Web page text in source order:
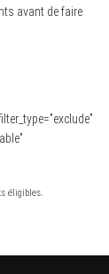
avant de faire
éligibles.